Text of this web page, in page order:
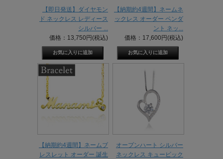
【即日発送】ダイヤモン
ド ネックレス レディース
シルバー ...
価格：13,750円(税込)
【納期約4週間】ネームネ
ックレス オーダー ペンダ
ント ネッ...
価格：17,600円(税込)
【納期約4週間】ネームブ
レスレット オーダー 誕生
オープンハート シルバー
ネックレス キュービック